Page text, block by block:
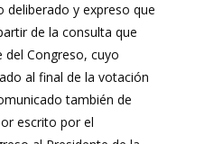
deliberado y expreso que
de la consulta que
del Congreso, cuyo
al final de la votación
también de
escrito por el